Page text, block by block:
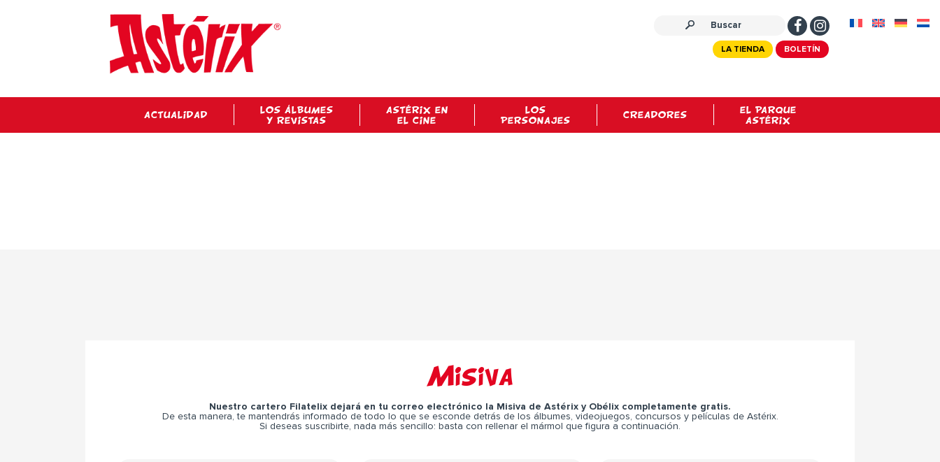
BOLETÍN
LA TIENDA
ACTUALIDAD
LOS ÁLBUMES
Y REVISTAS
ASTÉRIX EN
EL CINE
LOS
PERSONAJES
CREADORES
EL PARQUE
ASTÉRIX
Misiva
Nuestro cartero Filatelix dejará en tu correo electrónico la Misiva de Astérix y Obélix completamente gratis.
De esta manera, te mantendrás informado de todo lo que se esconde detrás de los álbumes, videojuegos, concursos y películas de Astérix.
Si deseas suscribirte, nada más sencillo: basta con rellenar el mármol que figura a continuación.